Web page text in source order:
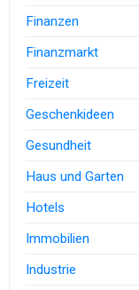
Finanzen
Finanzmarkt
Freizeit
Geschenkideen
Gesundheit
Haus und Garten
Hotels
Immobilien
Industrie